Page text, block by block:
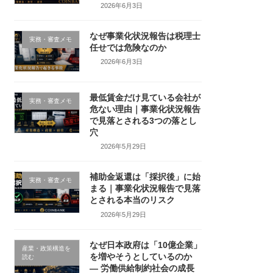
2026年6月3日
実務・審査メモ
なぜ事業化状況報告は税理士
任せでは危険なのか
2026年6月3日
実務・審査メモ
最低賃金だけ見ている会社が
危ない理由｜事業化状況報告
で見落とされる3つの落とし
穴
2026年5月29日
実務・審査メモ
補助金返還は「採択後」に始
まる｜事業化状況報告で見落
とされる本当のリスク
2026年5月29日
産業・政策構造を
読む
なぜ日本政府は「10億企業」
を増やそうとしているのか
― 労働供給制約社会の成長